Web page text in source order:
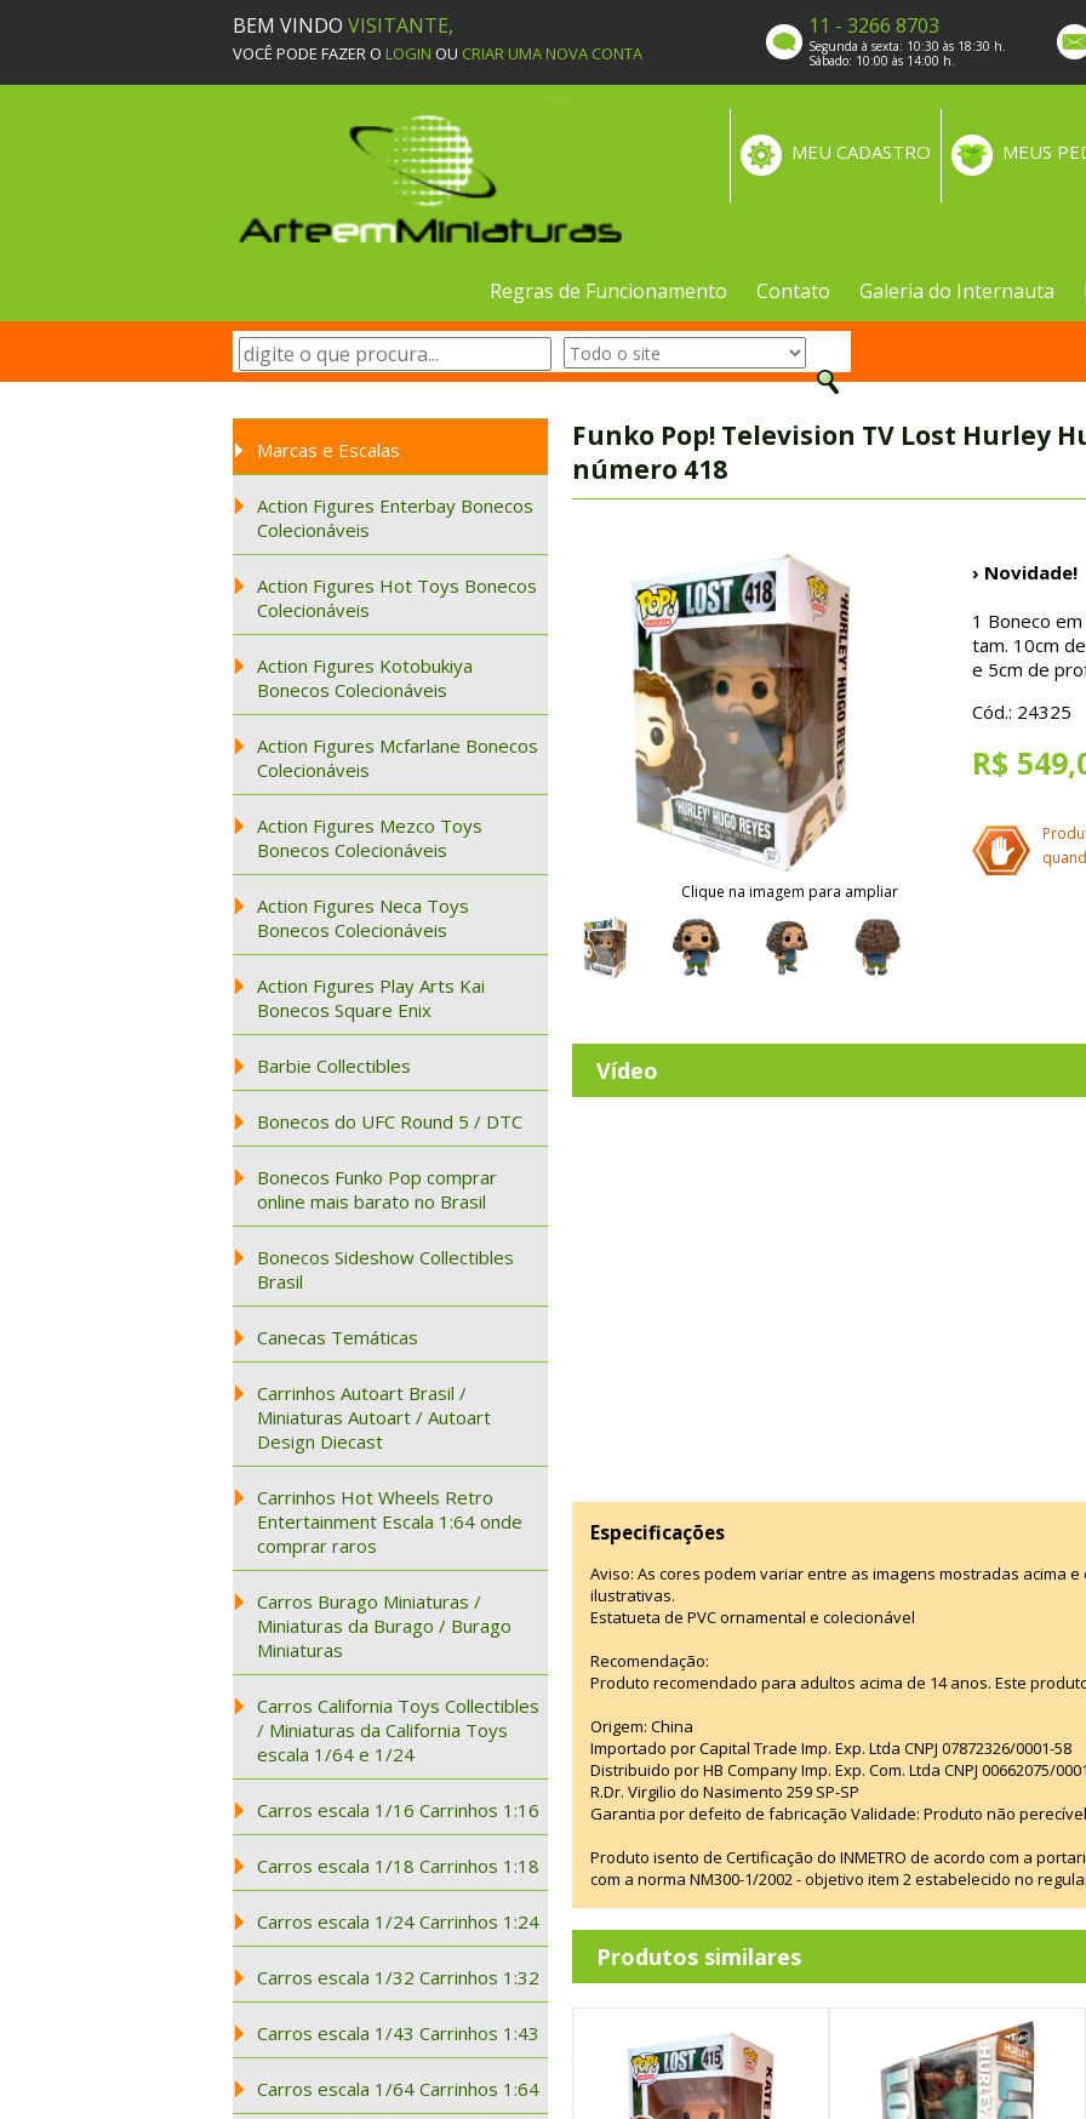
BEM VINDO VISITANTE,
VOCÊ PODE FAZER O LOGIN OU CRIAR UMA NOVA CONTA
11 - 3266 8703
Segunda à sexta: 10:30 às 18:30 h.
Sábado: 10:00 às 14:00 h.
MEUS
MEU CADASTRO
Regras de Funcionamento Contato Galeria do Internauta
Marcas e Escalas
Action Figures Enterbay Bonecos
Colecionáveis
Action Figures Hot Toys Bonecos
Colecionáveis
Action Figures Kotobukiya
Bonecos Colecionáveis
Action Figures Mcfarlane Bonecos
Colecionáveis
Action Figures Mezco Toys
Bonecos Colecionáveis
Action Figures Neca Toys
Bonecos Colecionáveis
Action Figures Play Arts Kai
Bonecos Square Enix
Barbie Collectibles
Bonecos do UFC Round 5 / DTC
Bonecos Funko Pop comprar
online mais barato no Brasil
Bonecos Sideshow Collectibles
Brasil
Canecas Temáticas
Carrinhos Autoart Brasil /
Miniaturas Autoart / Autoart
Design Diecast
Carrinhos Hot Wheels Retro
Entertainment Escala 1:64 onde
comprar raros
Carros Burago Miniaturas /
Miniaturas da Burago / Burago
Miniaturas
Carros California Toys Collectibles
/ Miniaturas da California Toys
escala 1/64 e 1/24
Carros escala 1/16 Carrinhos 1:16
Carros escala 1/18 Carrinhos 1:18
Carros escala 1/24 Carrinhos 1:24
Carros escala 1/32 Carrinhos 1:32
Carros escala 1/43 Carrinhos 1:43
Carros escala 1/64 Carrinhos 1:64
Funko Pop! Television TV Lost Hurley
número 418
Clique na imagem para ampliar
› Novidade!
1 Boneco em
tam. 10cm
e 5cm de
Cód.: 24325
R$
Vídeo
Especificações
Aviso: As cores podem variar entre as imagens mostradas acima
ilustrativas.
Estatueta de PVC ornamental e colecionável
Recomendação:
Produto recomendado para adultos acima de 14 anos. Este
Origem: China
Importado por Capital Trade Imp. Exp. Ltda CNPJ 07872326/0001-58
Distribuido por HB Company Imp. Exp. Com. Ltda CNPJ 00662075/
R.Dr. Virgilio do Nasimento 259 SP-SP
Garantia por defeito de fabricação Validade: Produto não
Produto isento de Certificação do INMETRO de acordo com a
com a norma NM300-1/2002 - objetivo item 2 estabelecido no
Produtos similares